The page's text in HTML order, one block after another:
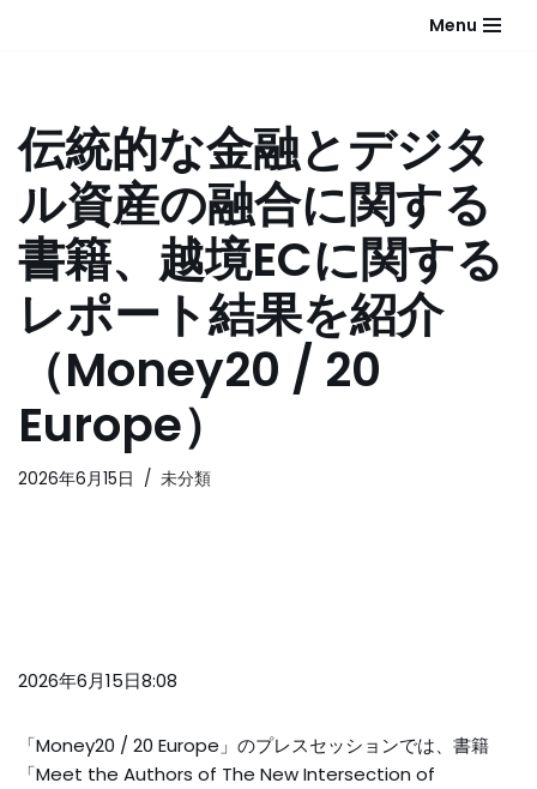
テ
ン
ツ
へ
ス
キ
ッ
プ
Menu
伝統的な金融とデジタ
ル資産の融合に関する
書籍、越境ECに関する
レポート結果を紹介
（Money20 / 20
Europe）
2026年6月15日 未分類
2026年6月15日8:08
「Money20 / 20 Europe」のプレスセッションでは、書籍
「Meet the Authors of The New Intersection of